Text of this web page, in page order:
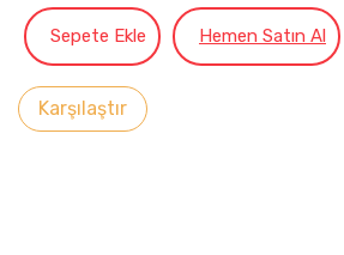
Sepete Ekle Hemen Satın Al
Karşılaştır